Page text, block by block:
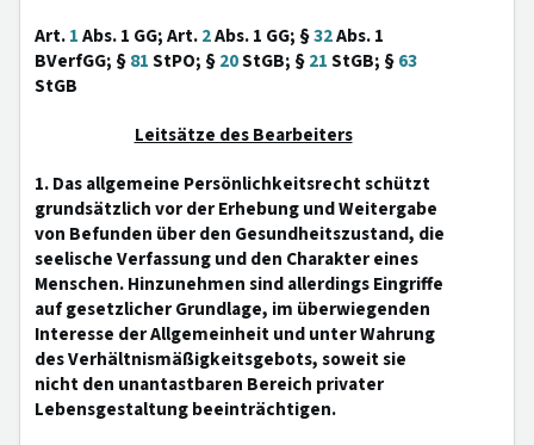
Art.1Abs. 1 GG; Art.2Abs. 1 GG; §32Abs. 1
BVerfGG; §81StPO; §20StGB; §21StGB; §63
StGB
Leitsätze des Bearbeiters
1. Das allgemeine Persönlichkeitsrecht schützt
grundsätzlich vor der Erhebung und Weitergabe
von Befunden über den Gesundheitszustand, die
seelische Verfassung und den Charakter eines
Menschen. Hinzunehmen sind allerdings Eingriffe
auf gesetzlicher Grundlage, im überwiegenden
Interesse der Allgemeinheit und unter Wahrung
des Verhältnismäßigkeitsgebots, soweit sie
nicht den unantastbaren Bereich privater
Lebensgestaltung beeinträchtigen.